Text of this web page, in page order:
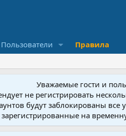
Пользователи Правила
Уважаемые гости и
не регистрировать
будут заблокированы все
на